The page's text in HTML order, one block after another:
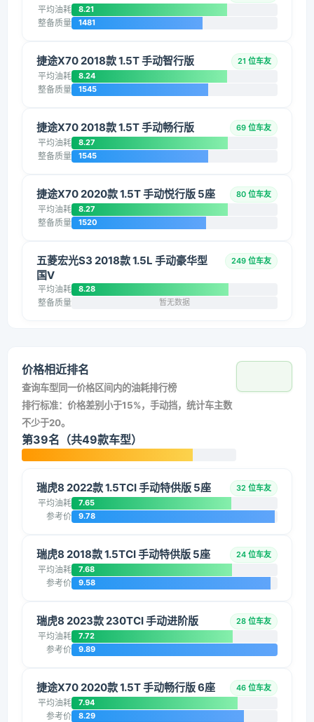
平均油耗 8.21
整备质量 1481
捷途X70 2018款 1.5T 手动智行版 21 位车友
平均油耗 8.24
整备质量 1545
捷途X70 2018款 1.5T 手动畅行版 69 位车友
平均油耗 8.27
整备质量 1545
捷途X70 2020款 1.5T 手动悦行版 5座 80 位车友
平均油耗 8.27
整备质量 1520
五菱宏光S3 2018款 1.5L 手动豪华型
国V
249 位车友
平均油耗 8.28
整备质量 暂无数据
价格相近排名
查询车型同一价格区间内的油耗排行榜
排行标准：价格差别小于15%，手动挡，统计车主数
不少于20。
第39名（共49款车型）
瑞虎8 2022款 1.5TCI 手动特供版 5座 32 位车友
平均油耗 7.65
参考价 9.78
瑞虎8 2018款 1.5TCI 手动特供版 5座 24 位车友
平均油耗 7.68
参考价 9.58
瑞虎8 2023款 230TCI 手动进阶版 28 位车友
平均油耗 7.72
参考价 9.89
捷途X70 2020款 1.5T 手动畅行版 6座 46 位车友
平均油耗 7.94
参考价 8.29